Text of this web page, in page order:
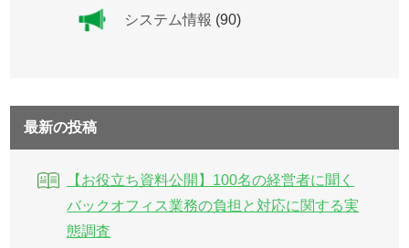
システム情報 (90)
最新の投稿
【お役立ち資料公開】100名の経営者に聞く
バックオフィス業務の負担と対応に関する実
態調査